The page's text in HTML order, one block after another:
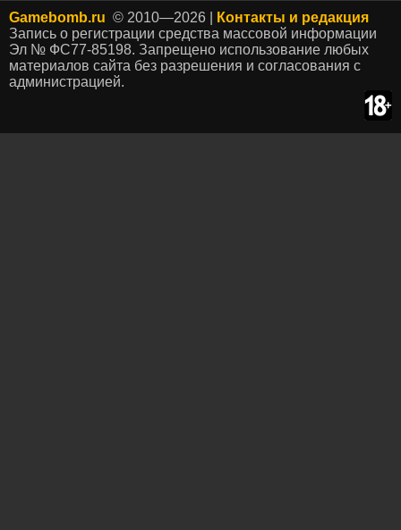
Gamebomb.ru © 2010—2026 |
Контакты и редакция
Запись о регистрации средства массовой информации
Эл № ФС77-85198. Запрещено использование любых
материалов сайта без разрешения и согласования с
администрацией.